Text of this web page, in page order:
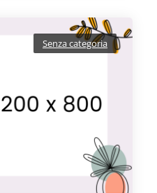
Senza categoria